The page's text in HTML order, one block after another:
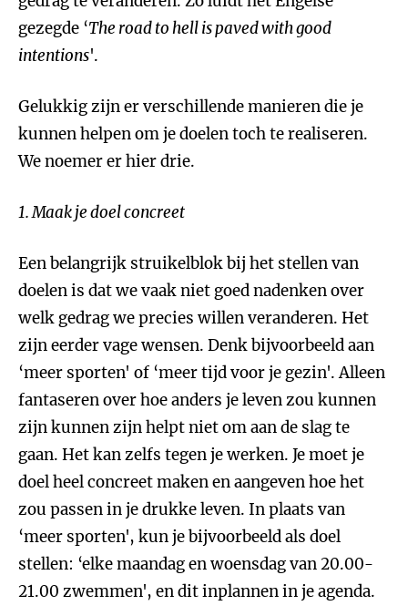
gezegde ‘The road to hell is paved with good
intentions'.
Gelukkig zijn er verschillende manieren die je
kunnen helpen om je doelen toch te realiseren.
We noemer er hier drie.
1. Maak je doel concreet
Een belangrijk struikelblok bij het stellen van
doelen is dat we vaak niet goed nadenken over
welk gedrag we precies willen veranderen. Het
zijn eerder vage wensen. Denk bijvoorbeeld aan
‘meer sporten' of ‘meer tijd voor je gezin'. Alleen
fantaseren over hoe anders je leven zou kunnen
zijn kunnen zijn helpt niet om aan de slag te
gaan. Het kan zelfs tegen je werken. Je moet je
doel heel concreet maken en aangeven hoe het
zou passen in je drukke leven. In plaats van
‘meer sporten', kun je bijvoorbeeld als doel
stellen: ‘elke maandag en woensdag van 20.00-
21.00 zwemmen', en dit inplannen in je agenda.